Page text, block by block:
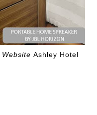
Website Ashley Hotel